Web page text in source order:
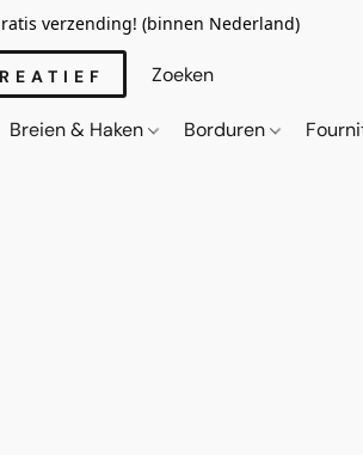
verzending! (binnen Nederland)
Breien & Haken Borduren